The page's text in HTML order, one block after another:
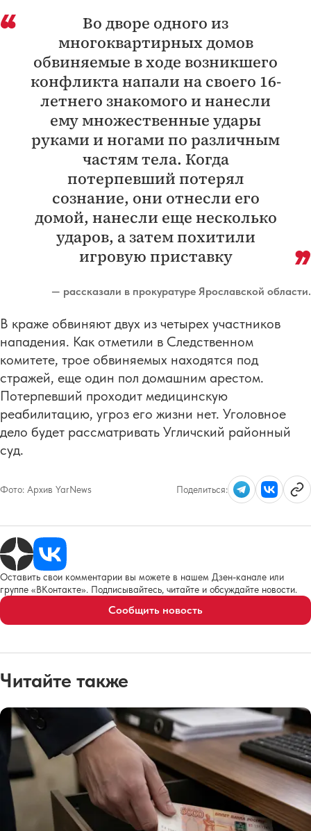
Во дворе одного из
многоквартирных домов
обвиняемые в ходе возникшего
конфликта напали на своего 16-
летнего знакомого и нанесли
ему множественные удары
руками и ногами по различным
частям тела. Когда
потерпевший потерял
сознание, они отнесли его
домой, нанесли еще несколько
ударов, а затем похитили
игровую приставку
— рассказали в прокуратуре Ярославской области.
В краже обвиняют двух из четырех участников
нападения. Как отметили в Следственном
комитете, трое обвиняемых находятся под
стражей, еще один пол домашним арестом.
Потерпевший проходит медицинскую
реабилитацию, угроз его жизни нет. Уголовное
дело будет рассматривать Угличский районный
суд.
Фото: Архив YarNews Поделиться:
Оставить свои комментарии вы можете в нашем Дзен-канале или
группе «ВКонтакте». Подписывайтесь, читайте и обсуждайте новости.
Сообщить новость
Читайте также